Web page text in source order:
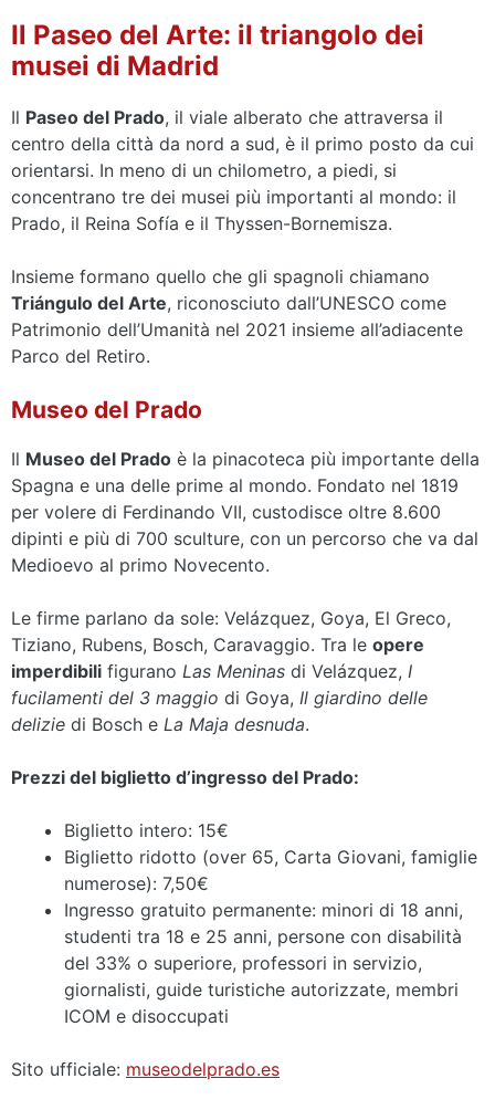
Il Paseo del Arte: il triangolo dei
musei di Madrid
Il Paseo del Prado, il viale alberato che attraversa il
centro della città da nord a sud, è il primo posto da cui
orientarsi. In meno di un chilometro, a piedi, si
concentrano tre dei musei più importanti al mondo: il
Prado, il Reina Sofía e il Thyssen-Bornemisza.
Insieme formano quello che gli spagnoli chiamano
Triángulo del Arte, riconosciuto dall’UNESCO come
Patrimonio dell’Umanità nel 2021 insieme all’adiacente
Parco del Retiro.
Museo del Prado
Il Museo del Prado è la pinacoteca più importante della
Spagna e una delle prime al mondo. Fondato nel 1819
per volere di Ferdinando VII, custodisce oltre 8.600
dipinti e più di 700 sculture, con un percorso che va dal
Medioevo al primo Novecento.
Le firme parlano da sole: Velázquez, Goya, El Greco,
Tiziano, Rubens, Bosch, Caravaggio. Tra le opere
imperdibili figurano Las Meninas di Velázquez, I
fucilamenti del 3 maggio di Goya, Il giardino delle
delizie di Bosch e La Maja desnuda.
Prezzi del biglietto d’ingresso del Prado:
Biglietto intero: 15€
Biglietto ridotto (over 65, Carta Giovani, famiglie
numerose): 7,50€
Ingresso gratuito permanente: minori di 18 anni,
studenti tra 18 e 25 anni, persone con disabilità
del 33% o superiore, professori in servizio,
giornalisti, guide turistiche autorizzate, membri
ICOM e disoccupati
Sito ufficiale: museodelprado.es